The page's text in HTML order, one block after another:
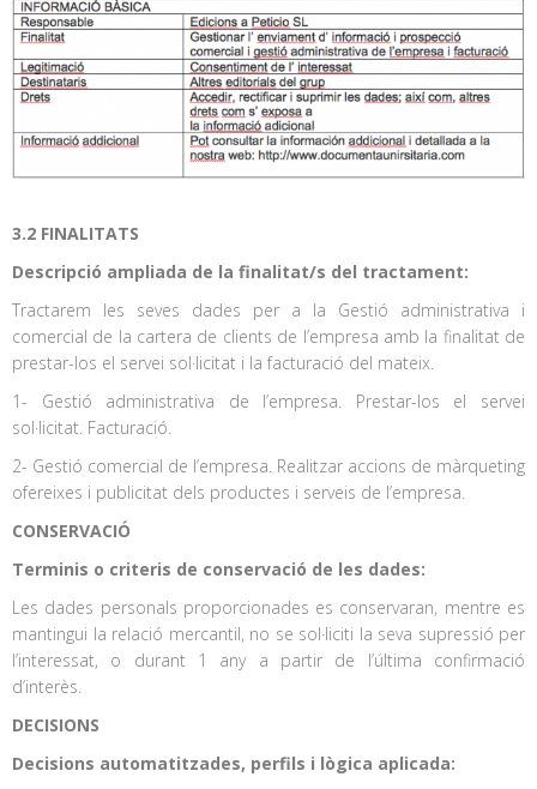
3.2 FINALITATS
Descripció ampliada de la finalitat/s del tractament:
Tractarem les seves dades per a la Gestió administrativa i
comercial de la cartera de clients de l’empresa amb la finalitat de
prestar-los el servei sol·licitat i la facturació del mateix.
1- Gestió administrativa de l’empresa. Prestar-los el servei
sol·licitat. Facturació.
2- Gestió comercial de l’empresa. Realitzar accions de màrqueting
ofereixes i publicitat dels productes i serveis de l’empresa.
CONSERVACIÓ
Terminis o criteris de conservació de les dades:
Les dades personals proporcionades es conservaran, mentre es
mantingui la relació mercantil, no se sol·liciti la seva supressió per
l’interessat, o durant 1 any a partir de l’última confirmació
d’interès.
DECISIONS
Decisions automatitzades, perfils i lògica aplicada: